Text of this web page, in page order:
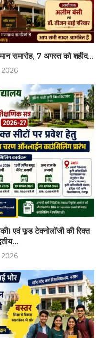
समारोह, 7 अगस्त को शहीद...
2026
एवं फूड टेक्नोलॉजी की रिक्त
2026